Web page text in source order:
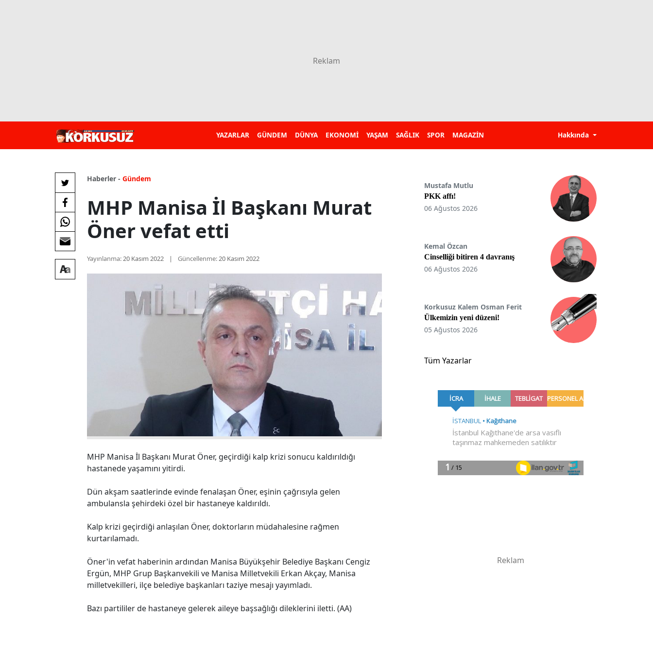
YAZARLAR GÜNDEM DÜNYA EKONOMİ YAŞAM SAĞLIK SPOR MAGAZİN Hakkında
Haberler - Gündem
MHP Manisa İl Başkanı Murat
Öner vefat etti
Yayınlanma:20 Kasım 2022 Güncellenme:20 Kasım 2022
MHP Manisa İl Başkanı Murat Öner, geçirdiği kalp krizi sonucu kaldırıldığı
hastanede yaşamını yitirdi.
Dün akşam saatlerinde evinde fenalaşan Öner, eşinin çağrısıyla gelen
ambulansla şehirdeki özel bir hastaneye kaldırıldı.
Kalp krizi geçirdiği anlaşılan Öner, doktorların müdahalesine rağmen
kurtarılamadı.
Öner'in vefat haberinin ardından Manisa Büyükşehir Belediye Başkanı Cengiz
Ergün, MHP Grup Başkanvekili ve Manisa Milletvekili Erkan Akçay, Manisa
milletvekilleri, ilçe belediye başkanları taziye mesajı yayımladı.
Bazı partililer de hastaneye gelerek aileye başsağlığı dileklerini iletti. (AA)
Mustafa Mutlu
PKK affı!
06 Ağustos 2026
Kemal Özcan
Cinselliği bitiren 4 davranış
06 Ağustos 2026
Korkusuz Kalem Osman Ferit
Ülkemizin yeni düzeni!
05 Ağustos 2026
Tüm Yazarlar